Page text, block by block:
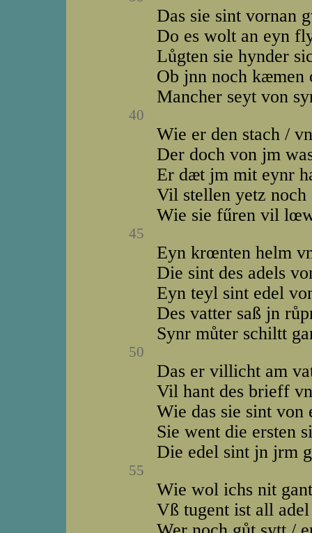
Das sie sint vornan
Do es wolt an eyn
Lůgten sie hynder
Ob jnn noch kæmen
Mancher seyt von
40
Wie er den stach /
Der doch von jm
Er dæt jm mit eynr
Vil stellen yetz noch
Wie sie fűren vil
45
Eyn krœnten helm
Die sint des adels
Eyn teyl sint edel
Des vatter saß jn
Synr můter schiltt
50
Das er villicht am
Vil hant des brieff
Wie das sie sint von
Sie went die ersten
Die edel sint jn jrm
55
Wie wol ichs nit
Vß tugent ist all